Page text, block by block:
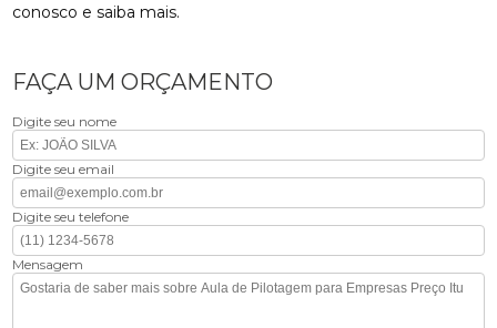
conosco e saiba mais.
FAÇA UM ORÇAMENTO
Digite seu nome
Digite seu email
Digite seu telefone
Mensagem